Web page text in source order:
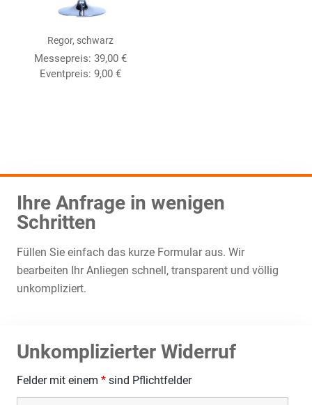
Regor, schwarz
Messepreis: 39,00 €
Eventpreis: 9,00 €
Ihre Anfrage in wenigen
Schritten
Füllen Sie einfach das kurze Formular aus. Wir
bearbeiten Ihr Anliegen schnell, transparent und völlig
unkompliziert.
Unkomplizierter Widerruf
Felder mit einem * sind Pflichtfelder